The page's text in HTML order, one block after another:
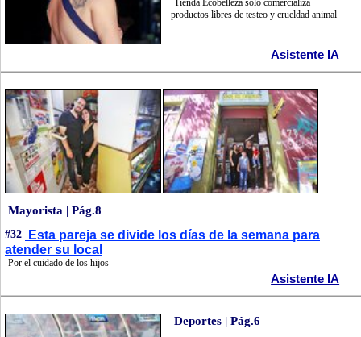
Tienda Ecobelleza solo comercializa
productos libres de testeo y crueldad animal
Asistente IA
Mayorista | Pág.8
#32
Esta pareja se divide los días de la semana para
atender su local
Por el cuidado de los hijos
Asistente IA
Deportes | Pág.6